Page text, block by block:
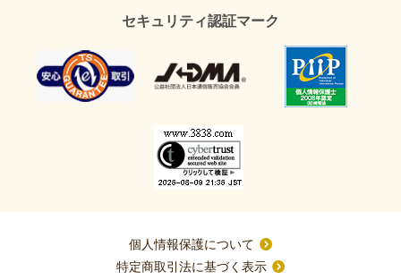
セキュリティ認証マーク
個人情報保護について
特定商取引法に基づく表示